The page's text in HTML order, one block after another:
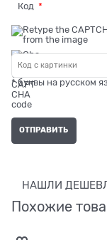
Код
* буквы на русском
НАШЛИ
Похожие